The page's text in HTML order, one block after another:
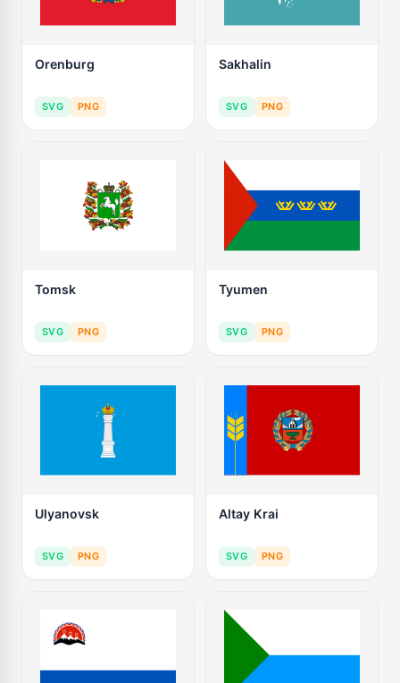
Orenburg
SVG PNG
Sakhalin
SVG PNG
Tomsk
SVG PNG
Tyumen
SVG PNG
Ulyanovsk
SVG PNG
Altay Krai
SVG PNG